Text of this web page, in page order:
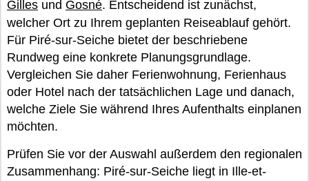
Gilles und Gosné. Entscheidend ist zunächst,
welcher Ort zu Ihrem geplanten Reiseablauf gehört.
Für Piré-sur-Seiche bietet der beschriebene
Rundweg eine konkrete Planungsgrundlage.
Vergleichen Sie daher Ferienwohnung, Ferienhaus
oder Hotel nach der tatsächlichen Lage und danach,
welche Ziele Sie während Ihres Aufenthalts einplanen
möchten.
Prüfen Sie vor der Auswahl außerdem den regionalen
Zusammenhang: Piré-sur-Seiche liegt in Ille-et-